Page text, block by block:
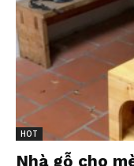
HOT
Nhà gỗ cho